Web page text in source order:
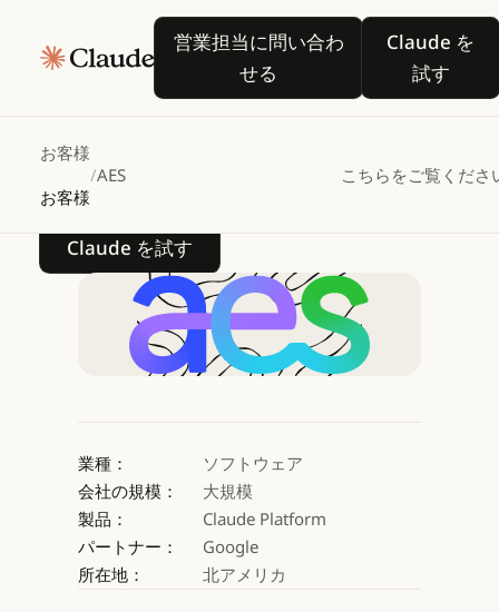
営業担当に問い合わ
せる
営業担当に問い合わせる
Claude を
試す
Claude
お客様
お客様
/AES こちらをご覧くださ
はClaudeと
Google
Cloud
VertexAIを活用して
再生可能エネルギーの
Claude を試す
Claude を試す
業種：
ソフトウェア
会社の規模：
大規模
製品：
Claude Platform
パートナー：
Google
所在地：
北アメリカ